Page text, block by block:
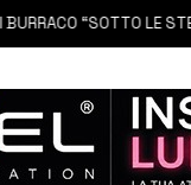
“SOTTO LE STELLE”